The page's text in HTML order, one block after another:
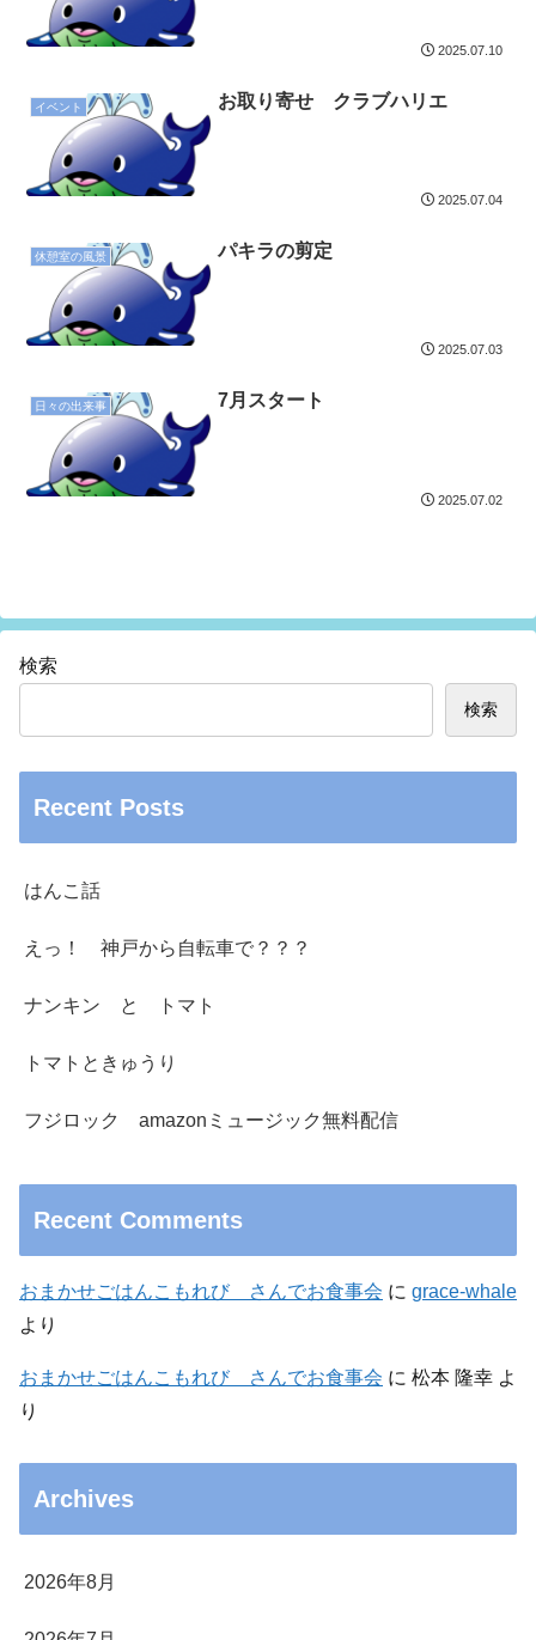
2025.07.10
イベント お取り寄せ クラブハリエ
2025.07.04
休憩室の風景 パキラの剪定
2025.07.03
日々の出来事 7月スタート
2025.07.02
検索
検索
Recent Posts
はんこ話
えっ！ 神戸から自転車で？？？
ナンキン と トマト
トマトときゅうり
フジロック amazonミュージック無料配信
Recent Comments
おまかせごはんこもれび さんでお食事会 に grace-whale
より
おまかせごはんこもれび さんでお食事会 に 松本 隆幸 よ
り
Archives
2026年8月